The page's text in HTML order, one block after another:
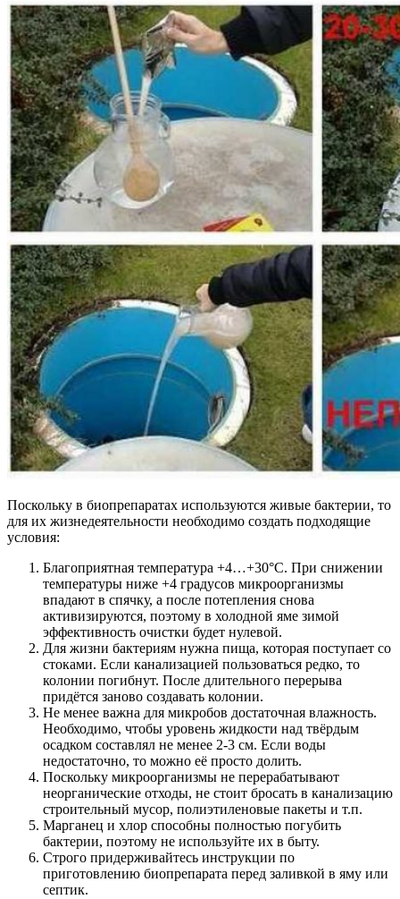
Поскольку в биопрепаратах используются живые бактерии, то
для их жизнедеятельности необходимо создать подходящие
условия:
Благоприятная температура +4…+30°С. При снижении
температуры ниже +4 градусов микроорганизмы
впадают в спячку, а после потепления снова
активизируются, поэтому в холодной яме зимой
эффективность очистки будет нулевой.
Для жизни бактериям нужна пища, которая поступает со
стоками. Если канализацией пользоваться редко, то
колонии погибнут. После длительного перерыва
придётся заново создавать колонии.
Не менее важна для микробов достаточная влажность.
Необходимо, чтобы уровень жидкости над твёрдым
осадком составлял не менее 2-3 см. Если воды
недостаточно, то можно её просто долить.
Поскольку микроорганизмы не перерабатывают
неорганические отходы, не стоит бросать в канализацию
строительный мусор, полиэтиленовые пакеты и т.п.
Марганец и хлор способны полностью погубить
бактерии, поэтому не используйте их в быту.
Строго придерживайтесь инструкции по
приготовлению биопрепарата перед заливкой в яму или
септик.